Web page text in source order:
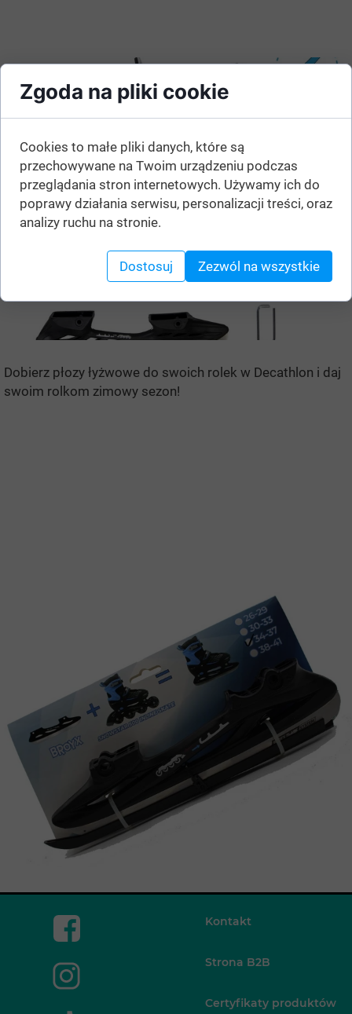
Dobierz płozy łyżwowe do swoich rolek w Decathlon i daj
swoim rolkom zimowy sezon!
Kontakt
Strona B2B
Certyfikaty produktów
Zgoda na pliki cookie
Cookies to małe pliki danych, które są
przechowywane na Twoim urządzeniu podczas
przeglądania stron internetowych. Używamy ich do
poprawy działania serwisu, personalizacji treści, oraz
analizy ruchu na stronie.
Dostosuj Zezwól na wszystkie